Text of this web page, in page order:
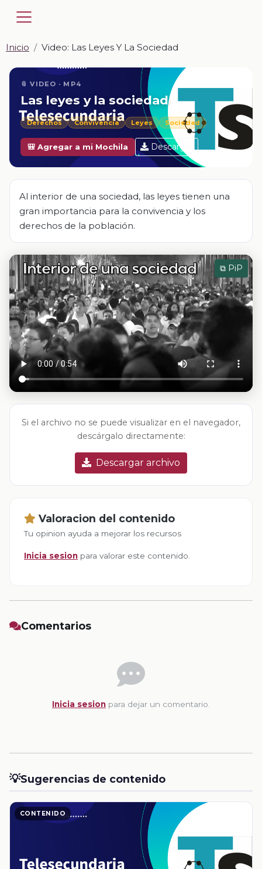
Inicio Video: Las Leyes Y La Sociedad
📎 VIDEO · MP4
Las leyes y la sociedad
Derechos Convivencia Leyes Sociedad
🎒 Agregar a mi Mochila Descargar
Al interior de una sociedad, las leyes tienen una
gran importancia para la convivencia y los
derechos de la población.
⧉ PiP
Si el archivo no se puede visualizar en el navegador,
descárgalo directamente:
Descargar archivo
Valoracion del contenido
Tu opinion ayuda a mejorar los recursos
Inicia sesion para valorar este contenido.
Comentarios
Inicia sesion para dejar un comentario.
💡Sugerencias de contenido
CONTENIDO